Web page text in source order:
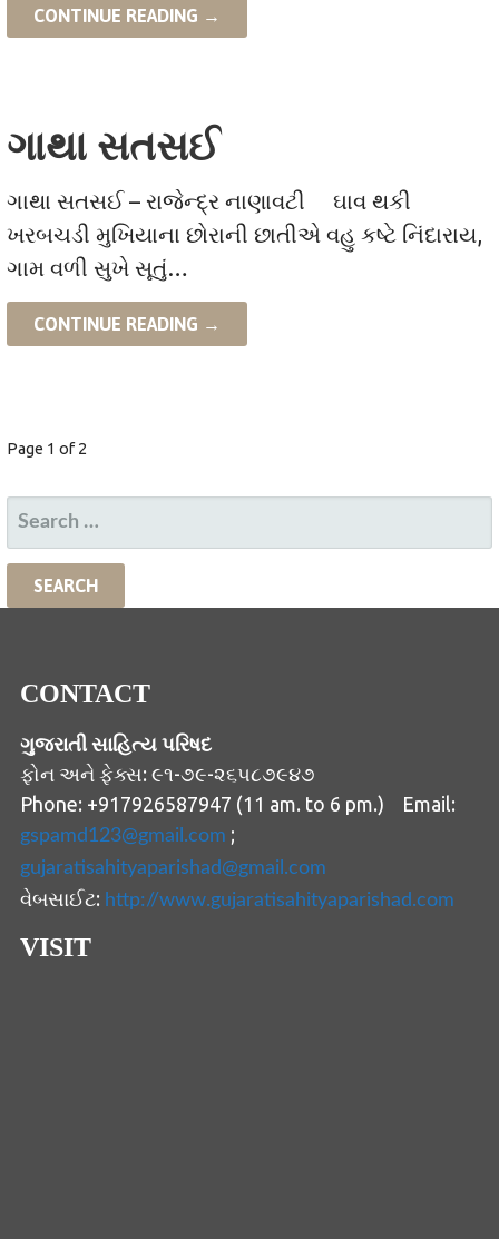
CONTINUE READING →
ગાથા સતસઈ
ગાથા સતસઈ – રાજેન્દ્ર નાણાવટી ઘાવ થકી
ખરબચડી મુખિયાના છોરાની છાતીએ વહુ કષ્ટે નિંદારાય,
ગામ વળી સુખે સૂતું…
CONTINUE READING →
POST
NAVIGATION
Page 1 of 2
SEARCH
FOR:
CONTACT
ગુજરાતી સાહિત્ય પરિષદ
ફોન અને ફેક્સ: ૯૧-૭૯-૨૬૫૮૭૯૪૭
Phone: +917926587947 (11 am. to 6 pm.) Email:
gspamd123@gmail.com ;
gujaratisahityaparishad@gmail.com
વેબસાઈટ: http://www.gujaratisahityaparishad.com
VISIT